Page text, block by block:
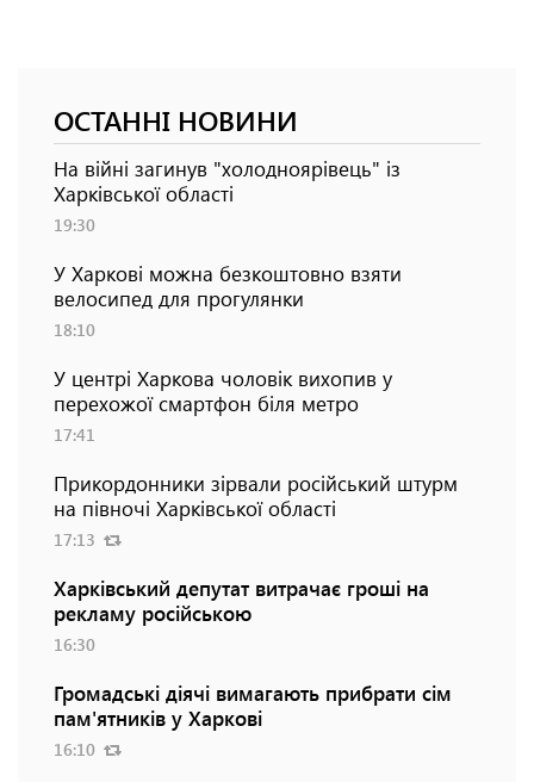
ОСТАННІ НОВИНИ
На війні загинув "холодноярівець" із
Харківської області
19:30
У Харкові можна безкоштовно взяти
велосипед для прогулянки
18:10
У центрі Харкова чоловік вихопив у
перехожої смартфон біля метро
17:41
Прикордонники зірвали російський штурм
на півночі Харківської області
17:13
Харківський депутат витрачає гроші на
рекламу російською
16:30
Громадські діячі вимагають прибрати сім
пам'ятників у Харкові
16:10